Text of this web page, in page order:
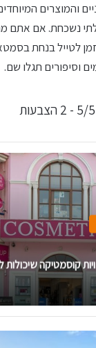
והמוצרים
נשכחת. אם אתם
לטייל בנחת
וסיפורים תגלו שם.
5/5 - 2 הצבעות